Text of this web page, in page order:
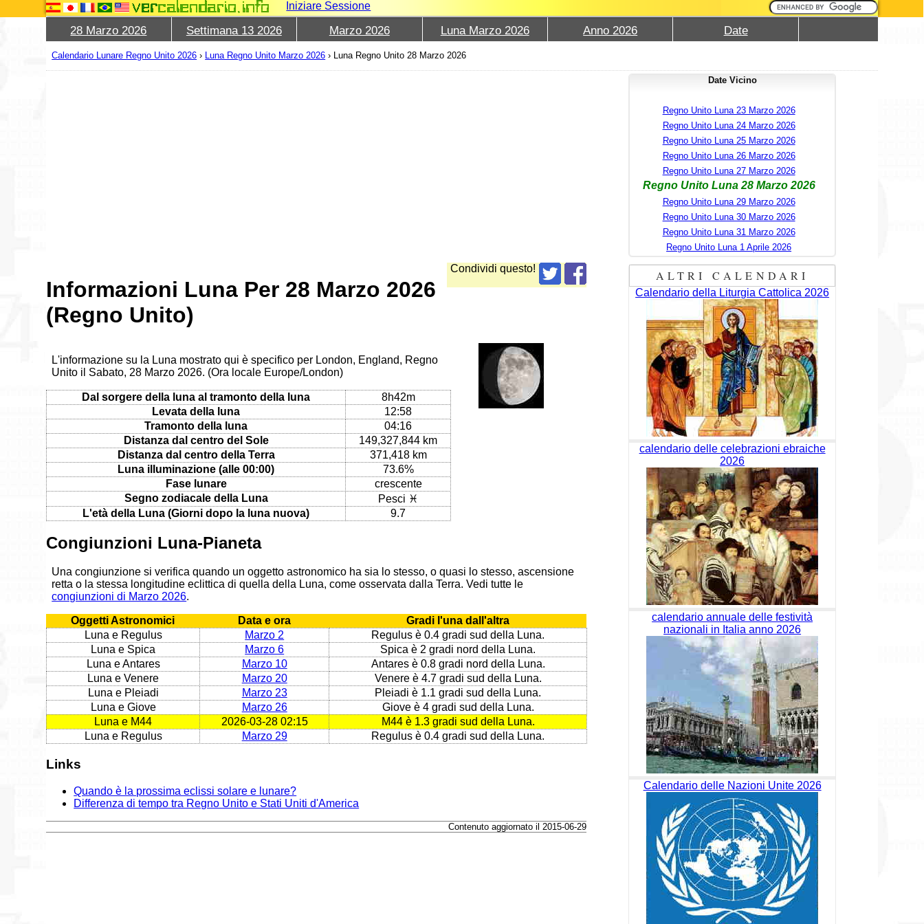
Iniziare Sessione
28 Marzo 2026 Settimana 13 2026 Marzo 2026 Luna Marzo 2026 Anno 2026 Date
Calendario Lunare Regno Unito 2026 › Luna Regno Unito Marzo 2026 › Luna Regno Unito 28 Marzo 2026
Condividi questo!
Informazioni Luna Per 28 Marzo 2026
(Regno Unito)
L'informazione su la Luna mostrato qui è specifico per London, England, Regno
Unito il Sabato, 28 Marzo 2026. (Ora locale Europe/London)
Dal sorgere della luna al tramonto della luna
8h42m
Levata della luna
12:58
Tramonto della luna
04:16
Distanza dal centro del Sole
149,327,844 km
Distanza dal centro della Terra
371,418 km
Luna illuminazione (alle 00:00)
73.6%
Fase lunare
crescente
Segno zodiacale della Luna
Pesci ♓
L'età della Luna (Giorni dopo la luna nuova)
9.7
Congiunzioni Luna-Pianeta
Una congiunzione si verifica quando un oggetto astronomico ha sia lo stesso, o quasi lo stesso, ascensione
retta o la stessa longitudine eclittica di quella della Luna, come osservata dalla Terra. Vedi tutte le
congiunzioni di Marzo 2026.
Oggetti Astronomici Data e ora
Gradi l'una dall'altra
Luna e Regulus
Marzo 2
Regulus è 0.4 gradi sud della Luna.
Luna e Spica
Marzo 6
Spica è 2 gradi nord della Luna.
Luna e Antares
Marzo 10
Antares è 0.8 gradi nord della Luna.
Luna e Venere
Marzo 20
Venere è 4.7 gradi sud della Luna.
Luna e Pleiadi
Marzo 23
Pleiadi è 1.1 gradi sud della Luna.
Luna e Giove
Marzo 26
Giove è 4 gradi sud della Luna.
Luna e M44
2026-03-28 02:15
M44 è 1.3 gradi sud della Luna.
Luna e Regulus
Marzo 29 Regulus è 0.4 gradi sud della Luna.
Links
Quando è la prossima eclissi solare e lunare?
Differenza di tempo tra Regno Unito e Stati Uniti d'America
Contenuto aggiornato il 2015-06-29
Date Vicino
Regno Unito Luna 23 Marzo 2026
Regno Unito Luna 24 Marzo 2026
Regno Unito Luna 25 Marzo 2026
Regno Unito Luna 26 Marzo 2026
Regno Unito Luna 27 Marzo 2026
Regno Unito Luna 28 Marzo 2026
Regno Unito Luna 29 Marzo 2026
Regno Unito Luna 30 Marzo 2026
Regno Unito Luna 31 Marzo 2026
Regno Unito Luna 1 Aprile 2026
ALTRI CALENDARI
Calendario della Liturgia Cattolica 2026
calendario delle celebrazioni ebraiche
2026
calendario annuale delle festività
nazionali in Italia anno 2026
Calendario delle Nazioni Unite 2026